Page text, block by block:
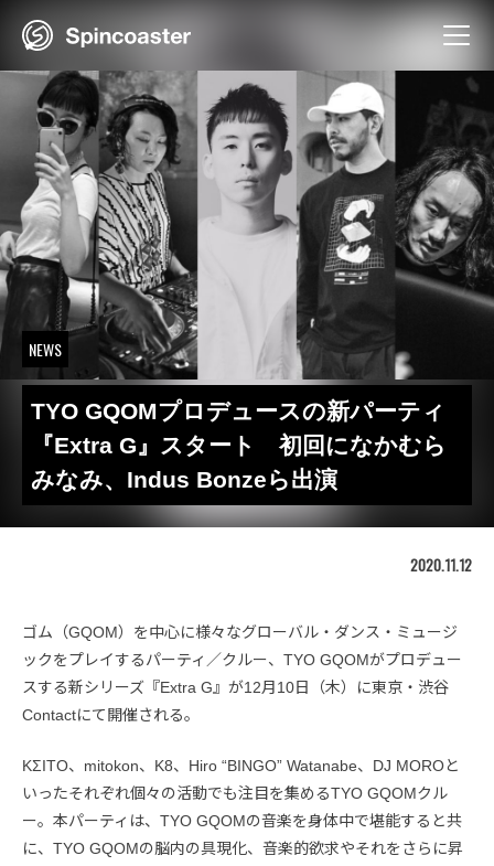
NEWS
TYO GQOMプロデュースの新パーティ
『Extra G』スタート 初回になかむら
みなみ、Indus Bonzeら出演
2020.11.12
ゴム（GQOM）を中心に様々なグローバル・ダンス・ミュージ
ックをプレイするパーティ／クルー、TYO GQOMがプロデュー
スする新シリーズ『Extra G』が12月10日（木）に東京・渋谷
Contactにて開催される。
KΣITO、mitokon、K8、Hiro “BINGO” Watanabe、DJ MOROと
いったそれぞれ個々の活動でも注目を集めるTYO GQOMクル
ー。本パーティは、TYO GQOMの音楽を身体中で堪能すると共
に、TYO GQOMの脳内の具現化、音楽的欲求やそれをさらに昇